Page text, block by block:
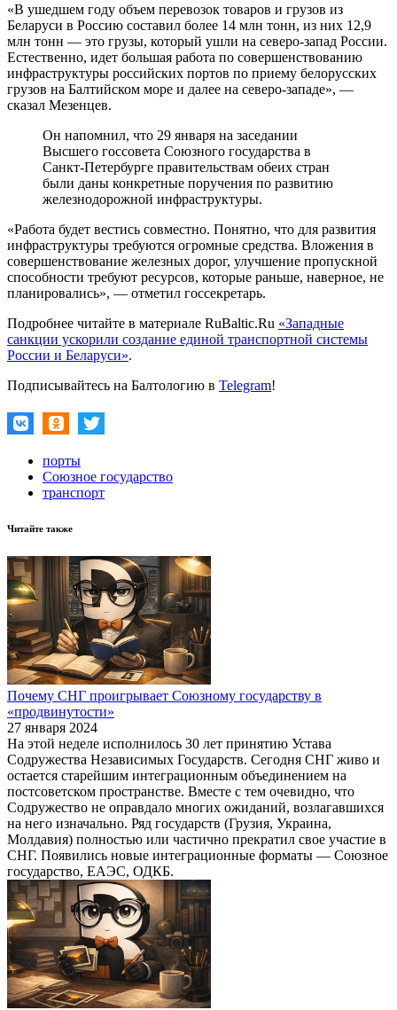
«В ушедшем году объем перевозок товаров и грузов из
Беларуси в Россию составил более 14 млн тонн, из них 12,9
млн тонн — это грузы, который ушли на северо-запад России.
Естественно, идет большая работа по совершенствованию
инфраструктуры российских портов по приему белорусских
грузов на Балтийском море и далее на северо-западе», —
сказал Мезенцев.
Он напомнил, что 29 января на заседании
Высшего госсовета Союзного государства в
Санкт-Петербурге правительствам обеих стран
были даны конкретные поручения по развитию
железнодорожной инфраструктуры.
«Работа будет вестись совместно. Понятно, что для развития
инфраструктуры требуются огромные средства. Вложения в
совершенствование железных дорог, улучшение пропускной
способности требуют ресурсов, которые раньше, наверное, не
планировались», — отметил госсекретарь.
Подробнее читайте в материале RuBaltic.Ru «Западные
санкции ускорили создание единой транспортной системы
России и Беларуси».
Подписывайтесь на Балтологию в Telegram!
порты
Союзное государство
транспорт
Читайте также
Почему СНГ проигрывает Союзному государству в
«продвинутости»
27 января 2024
На этой неделе исполнилось 30 лет принятию Устава
Содружества Независимых Государств. Сегодня СНГ живо и
остается старейшим интеграционным объединением на
постсоветском пространстве. Вместе с тем очевидно, что
Содружество не оправдало многих ожиданий, возлагавшихся
на него изначально. Ряд государств (Грузия, Украина,
Молдавия) полностью или частично прекратил свое участие в
СНГ. Появились новые интеграционные форматы — Союзное
государство, ЕАЭС, ОДКБ.